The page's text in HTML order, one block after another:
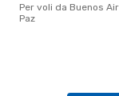
Per voli da Buenos Aires a La
Paz